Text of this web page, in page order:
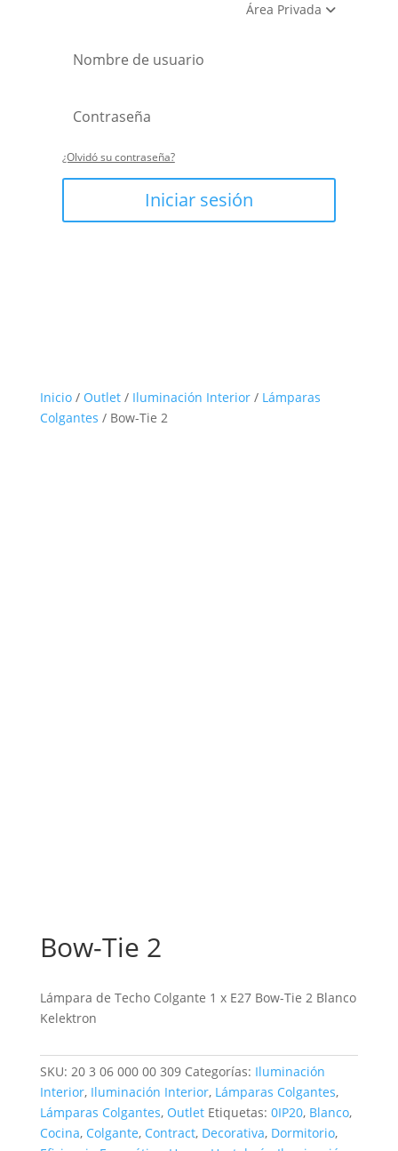
Área Privada
¿Olvidó su contraseña?
Iniciar sesión
Inicio/ Outlet/ Iluminación Interior/ Lámparas
Colgantes / Bow-Tie 2
Bow-Tie 2
Lámpara de Techo Colgante 1 x E27 Bow-Tie 2 Blanco
Kelektron
SKU: 20 3 06 000 00 309 Categorías: Iluminación
Interior, Iluminación Interior, Lámparas Colgantes,
Lámparas Colgantes, Outlet Etiquetas: 0IP20, Blanco,
Cocina, Colgante, Contract, Decorativa, Dormitorio,